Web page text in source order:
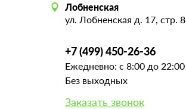
Лобненская
ул. Лобненская д. 17, стр. 8
+7 (499) 450-26-36
Ежедневно: с 8:00 до 22:00
Без выходных
Заказать звонок